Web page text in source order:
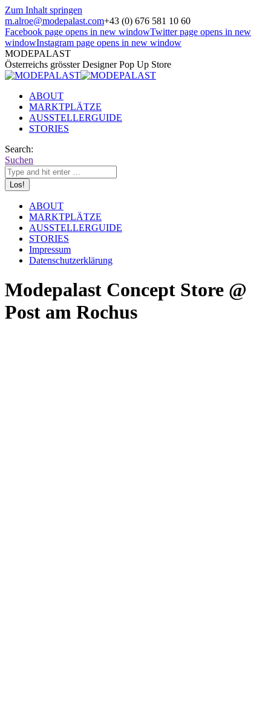
Zum Inhalt springen
m.alroe@modepalast.com+43 (0) 676 581 10 60
Facebook page opens in new windowTwitter page opens in new
windowInstagram page opens in new window
MODEPALAST
Österreichs grösster Designer Pop Up Store
ABOUT
MARKTPLÄTZE
AUSSTELLERGUIDE
STORIES
Search:
Suchen
ABOUT
MARKTPLÄTZE
AUSSTELLERGUIDE
STORIES
Impressum
Datenschutzerklärung
Modepalast Concept Store @
Post am Rochus